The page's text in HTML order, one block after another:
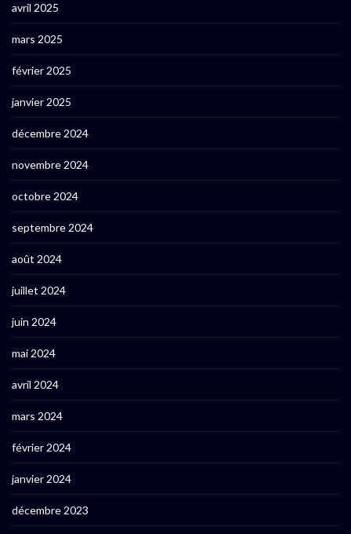
avril 2025
mars 2025
février 2025
janvier 2025
décembre 2024
novembre 2024
octobre 2024
septembre 2024
août 2024
juillet 2024
juin 2024
mai 2024
avril 2024
mars 2024
février 2024
janvier 2024
décembre 2023